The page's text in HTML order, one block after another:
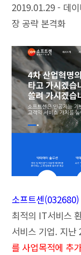
2019.01.29 - 데
장 공략 본격화
소프트센(032680)
최적의 IT서비스
서비스 기업. 지난
를 사업목적에 추